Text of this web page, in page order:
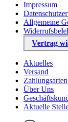
Impressum
Allgemeine
Vertrag
Aktuelles
Versand
Zahlungsarten
Über Uns
Aktuelle